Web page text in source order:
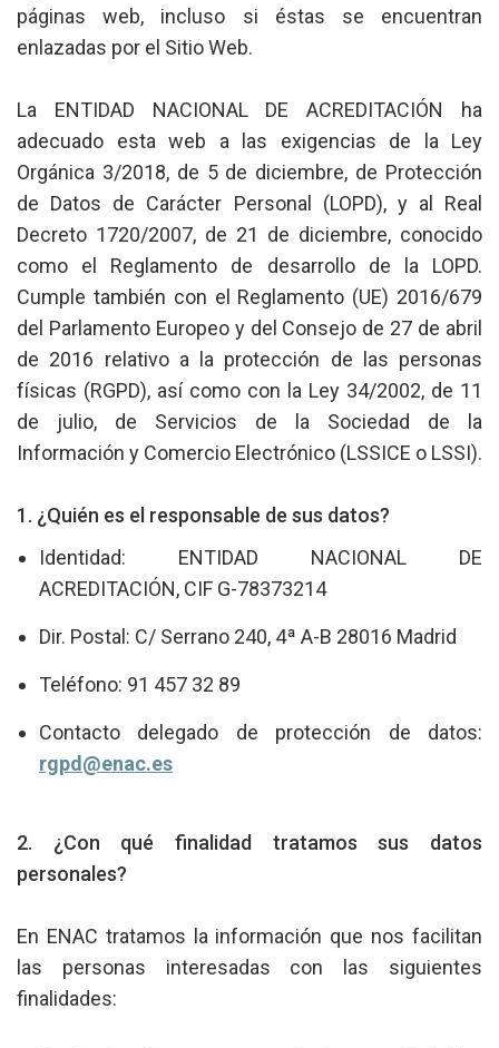
páginas web, incluso si éstas se encuentran
enlazadas por el Sitio Web.
La ENTIDAD NACIONAL DE ACREDITACIÓN ha
adecuado esta web a las exigencias de la Ley
Orgánica 3/2018, de 5 de diciembre, de Protección
de Datos de Carácter Personal (LOPD), y al Real
Decreto 1720/2007, de 21 de diciembre, conocido
como el Reglamento de desarrollo de la LOPD.
Cumple también con el Reglamento (UE) 2016/679
del Parlamento Europeo y del Consejo de 27 de abril
de 2016 relativo a la protección de las personas
físicas (RGPD), así como con la Ley 34/2002, de 11
de julio, de Servicios de la Sociedad de la
Información y Comercio Electrónico (LSSICE o LSSI).
1. ¿Quién es el responsable de sus datos?
Identidad: ENTIDAD NACIONAL DE
ACREDITACIÓN, CIF G-78373214
Dir. Postal: C/ Serrano 240, 4ª A-B 28016 Madrid
Teléfono: 91 457 32 89
Contacto delegado de protección de datos:
rgpd@enac.es
2. ¿Con qué finalidad tratamos sus datos
personales?
En ENAC tratamos la información que nos facilitan
las personas interesadas con las siguientes
finalidades: